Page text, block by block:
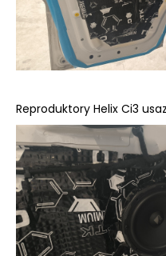
Reproduktory Helix Ci3